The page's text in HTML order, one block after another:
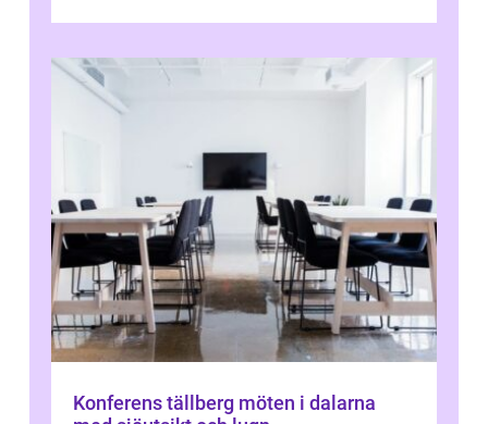
Konferens tällberg möten i dalarna